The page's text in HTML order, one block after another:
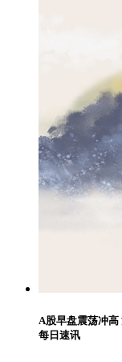
A股早盘震荡冲
每日速讯